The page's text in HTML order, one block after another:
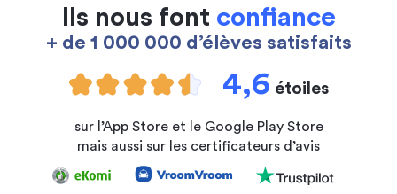
Ils nous font confiance
+ de 1 000 000 d’élèves satisfaits
4,6 étoiles
sur l’App Store et le Google Play Store
mais aussi sur les certificateurs d’avis